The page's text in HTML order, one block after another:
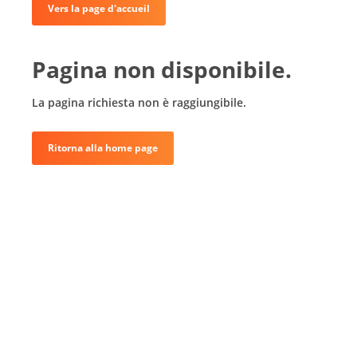
Vers la page d'accueil
Pagina non disponibile.
La pagina richiesta non è raggiungibile.
Ritorna alla home page